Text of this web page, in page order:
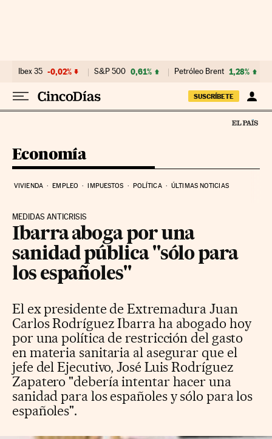
Ibex 35 -0,02% S&P 500 0,61% Petróleo Brent 1,28%
SUSCRÍBETE
Economía
VIVIENDA EMPLEO IMPUESTOS POLÍTICA ÚLTIMAS NOTICIAS
MEDIDAS ANTICRISIS
Ibarra aboga por una
sanidad pública "sólo para
los españoles"
El ex presidente de Extremadura Juan
Carlos Rodríguez Ibarra ha abogado hoy
por una política de restricción del gasto
en materia sanitaria al asegurar que el
jefe del Ejecutivo, José Luis Rodríguez
Zapatero "debería intentar hacer una
sanidad para los españoles y sólo para los
españoles".